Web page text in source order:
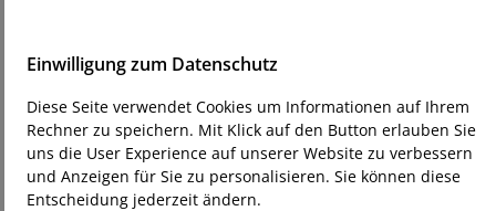
So erwerben Sie eine
Gebrauchtmaschine bei Laser-
Store24:
Einwilligung zum Datenschutz
Diese Seite verwendet Cookies um Informationen auf Ihrem
Rechner zu speichern. Mit Klick auf den Button erlauben Sie
uns die User Experience auf unserer Website zu verbessern
und Anzeigen für Sie zu personalisieren. Sie können diese
Entscheidung jederzeit ändern.